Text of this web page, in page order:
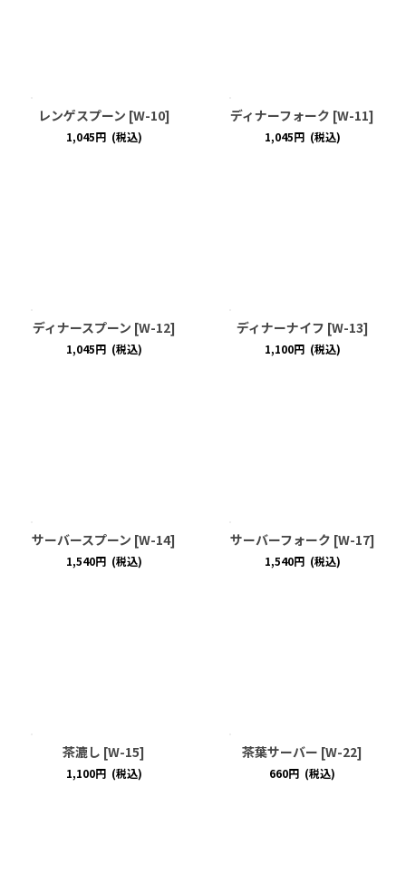
レンゲスプーン [W-10]
1,045円 (税込)
ディナーフォーク [W-11]
1,045円 (税込)
ディナースプーン [W-12]
1,045円 (税込)
ディナーナイフ [W-13]
1,100円 (税込)
サーバースプーン [W-14]
1,540円 (税込)
サーバーフォーク [W-17]
1,540円 (税込)
茶漉し [W-15]
1,100円 (税込)
茶葉サーバー [W-22]
660円 (税込)